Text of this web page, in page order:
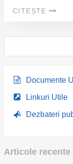
CITEȘTE
Documente
Linkuri Utile
Dezbateri
Articole recente